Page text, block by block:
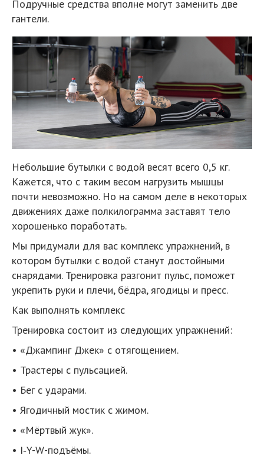
Подручные средства вполне могут заменить две
гантели.
Небольшие бутылки с водой весят всего 0,5 кг.
Кажется, что с таким весом нагрузить мышцы
почти невозможно. Но на самом деле в некоторых
движениях даже полкилограмма заставят тело
хорошенько поработать.
Мы придумали для вас комплекс упражнений, в
котором бутылки с водой станут достойными
снарядами. Тренировка разгонит пульс, поможет
укрепить руки и плечи, бёдра, ягодицы и пресс.
Как выполнять комплекс
Тренировка состоит из следующих упражнений:
• «Джампинг Джек» с отягощением.
• Трастеры с пульсацией.
• Бег с ударами.
• Ягодичный мостик с жимом.
• «Мёртвый жук».
• I‑Y-W-подъёмы.